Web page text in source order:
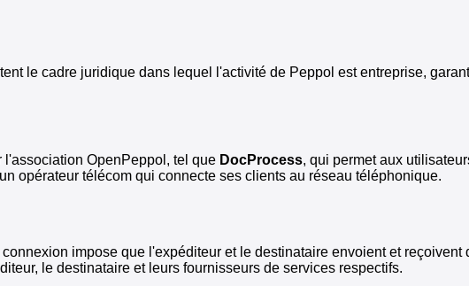
le cadre juridique dans lequel l'activité de Peppol est entreprise,
OpenPeppol, tel que DocProcess, qui permet aux
opérateur télécom qui connecte ses clients au réseau téléphonique.
impose que l'expéditeur et le destinataire envoient et
le destinataire et leurs fournisseurs de services respectifs.